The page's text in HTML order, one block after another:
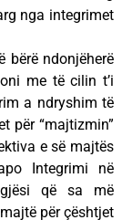
nga integrimet
bërë ndonjëherë
me të cilin t’i
a ndryshim të
për “majtizmin”
e së majtës
Integrimi në
që sa më
për çështjet